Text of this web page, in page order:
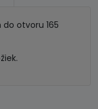
otvoru 165